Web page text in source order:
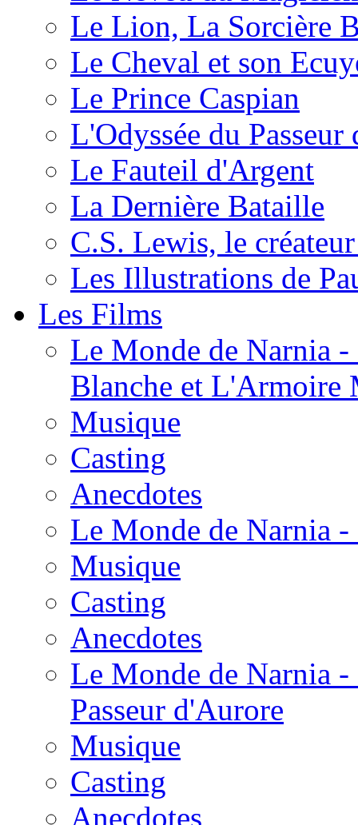
Le Lion, La Sorcière
Le Cheval et son
Le Prince Caspian
L'Odyssée du
Le Fauteil d'Argent
La Dernière Bataille
C.S. Lewis, le
Les Illustrations de
Les Films
Le Monde de Narnia
Blanche et L'Armoire
Musique
Casting
Anecdotes
Le Monde de Narnia
Musique
Casting
Anecdotes
Le Monde de Narnia
Passeur d'Aurore
Musique
Casting
Anecdotes